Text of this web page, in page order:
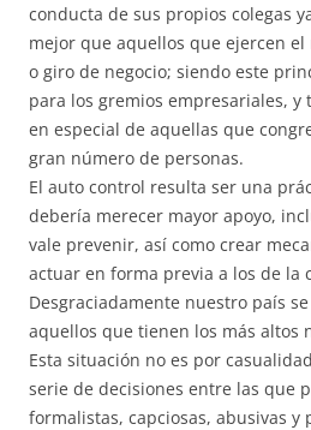
conducta de sus propios colegas
mejor que aquellos que ejercen
o giro de negocio; siendo este
para los gremios empresariales, y
en especial de aquellas que
gran número de personas.
El auto control resulta ser una
debería merecer mayor apoyo,
vale prevenir, así como crear
actuar en forma previa a los de la
Desgraciadamente nuestro país
aquellos que tienen los más altos
Esta situación no es por
serie de decisiones entre las que
formalistas, capciosas, abusivas y